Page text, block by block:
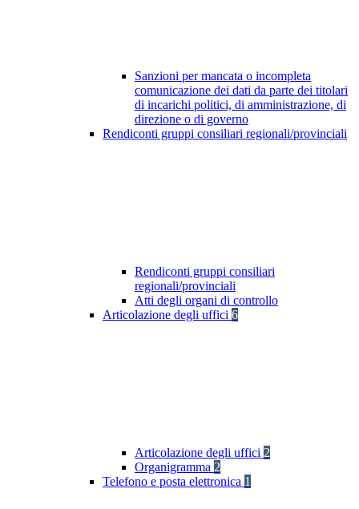
Sanzioni per mancata o incompleta
comunicazione dei dati da parte dei titolari
di incarichi politici, di amministrazione, di
direzione o di governo
Rendiconti gruppi consiliari regionali/provinciali
Rendiconti gruppi consiliari
regionali/provinciali
Atti degli organi di controllo
Articolazione degli uffici 6
Articolazione degli uffici 2
Organigramma 2
Telefono e posta elettronica 1